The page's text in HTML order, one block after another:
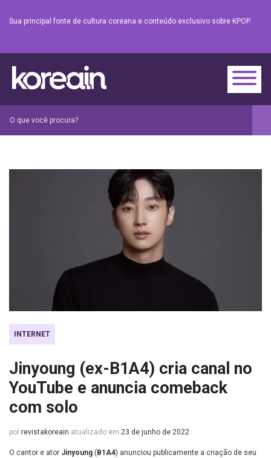
Sua principal fonte de cultura coreana e conteúdo exclusivo sobre KPOP.
INTERNET
Jinyoung (ex-B1A4) cria canal no
YouTube e anuncia comeback
com solo
por revistakoreain atualizado em 23 de junho de 2022
O cantor e ator Jinyoung ( B1A4) anunciou publicamente a criação de seu